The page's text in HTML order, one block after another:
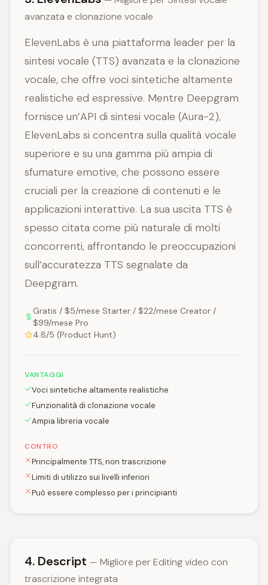
avanzata e clonazione vocale
ElevenLabs è una piattaforma leader per la
sintesi vocale (TTS) avanzata e la clonazione
vocale, che offre voci sintetiche altamente
realistiche ed espressive. Mentre Deepgram
fornisce un’API di sintesi vocale (Aura-2),
ElevenLabs si concentra sulla qualità vocale
superiore e su una gamma più ampia di
sfumature emotive, che possono essere
cruciali per la creazione di contenuti e le
applicazioni interattive. La sua uscita TTS è
spesso citata come più naturale di molti
concorrenti, affrontando le preoccupazioni
sull’accuratezza TTS segnalate da
Deepgram.
Gratis / $5/mese Starter / $22/mese Creator /
$99/mese Pro
4.8/5 (Product Hunt)
VANTAGGI
Voci sintetiche altamente realistiche
Funzionalità di clonazione vocale
Ampia libreria vocale
CONTRO
Principalmente TTS, non trascrizione
Limiti di utilizzo sui livelli inferiori
Può essere complesso per i principianti
4. Descript — Migliore per Editing video con
trascrizione integrata